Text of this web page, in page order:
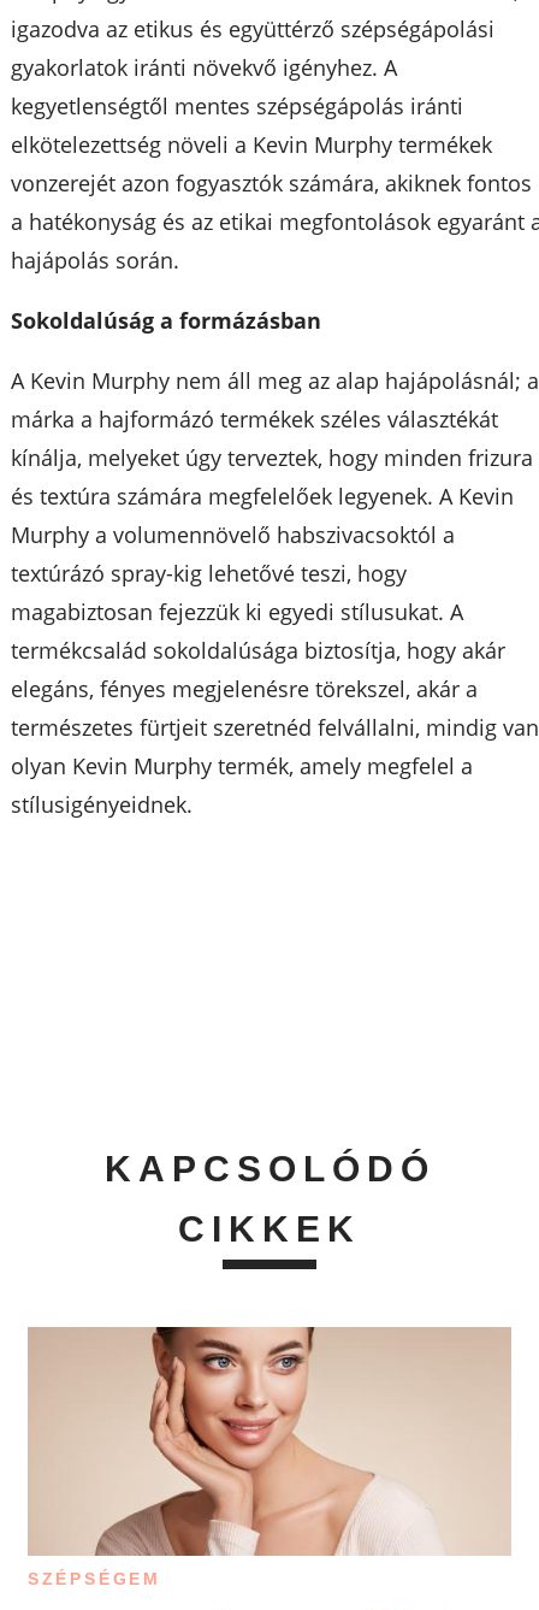
igazodva az etikus és együttérző szépségápolási
gyakorlatok iránti növekvő igényhez. A
kegyetlenségtől mentes szépségápolás iránti
elkötelezettség növeli a Kevin Murphy termékek
vonzerejét azon fogyasztók számára, akiknek fontos
a hatékonyság és az etikai megfontolások egyaránt
hajápolás során.
Sokoldalúság a formázásban
A Kevin Murphy nem áll meg az alap hajápolásnál; a
márka a hajformázó termékek széles választékát
kínálja, melyeket úgy terveztek, hogy minden frizura
és textúra számára megfelelőek legyenek. A Kevin
Murphy a volumennövelő habszivacsoktól a
textúrázó spray-kig lehetővé teszi, hogy
magabiztosan fejezzük ki egyedi stílusukat. A
termékcsalád sokoldalúsága biztosítja, hogy akár
elegáns, fényes megjelenésre törekszel, akár a
természetes fürtjeit szeretnéd felvállalni, mindig van
olyan Kevin Murphy termék, amely megfelel a
stílusigényeidnek.
KAPCSOLÓDÓ
CIKKEK
SZÉPSÉGEM